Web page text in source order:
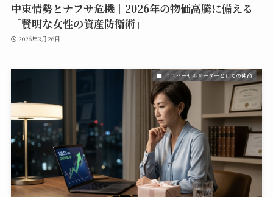
中東情勢とナフサ危機｜2026年の物価高騰に備える
「賢明な女性の資産防衛術」
2026年3月26日
ユニバーサルリーダーとしての使命